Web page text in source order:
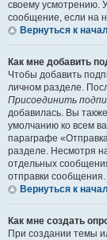
своему усмотрению.
сообщение, если на
Вернуться к
Как мне добавить
Чтобы добавить
личном разделе.
Присоединить
добавилась. Вы
умолчанию ко всем
параграфе
разделе. Несмотря
отдельных
отправки сообщения.
Вернуться к
Как мне создать
При создании темы